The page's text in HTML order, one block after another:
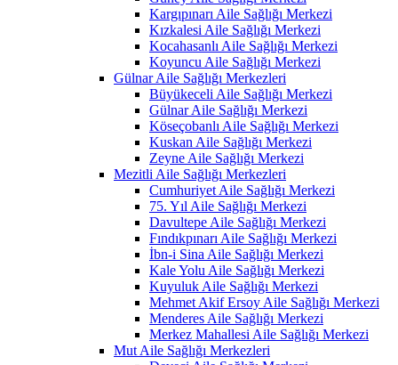
Kargıpınarı Aile Sağlığı Merkezi
Kızkalesi Aile Sağlığı Merkezi
Kocahasanlı Aile Sağlığı Merkezi
Koyuncu Aile Sağlığı Merkezi
Gülnar Aile Sağlığı Merkezleri
Büyükeceli Aile Sağlığı Merkezi
Gülnar Aile Sağlığı Merkezi
Köseçobanlı Aile Sağlığı Merkezi
Kuskan Aile Sağlığı Merkezi
Zeyne Aile Sağlığı Merkezi
Mezitli Aile Sağlığı Merkezleri
Cumhuriyet Aile Sağlığı Merkezi
75. Yıl Aile Sağlığı Merkezi
Davultepe Aile Sağlığı Merkezi
Fındıkpınarı Aile Sağlığı Merkezi
İbn-i Sina Aile Sağlığı Merkezi
Kale Yolu Aile Sağlığı Merkezi
Kuyuluk Aile Sağlığı Merkezi
Mehmet Akif Ersoy Aile Sağlığı Merkezi
Menderes Aile Sağlığı Merkezi
Merkez Mahallesi Aile Sağlığı Merkezi
Mut Aile Sağlığı Merkezleri